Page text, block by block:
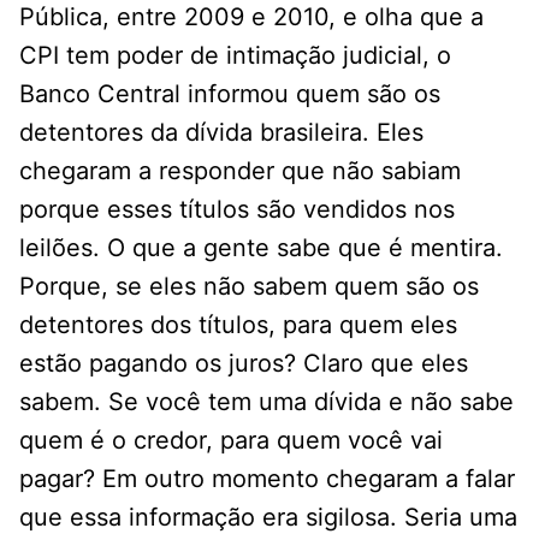
Pública, entre 2009 e 2010, e olha que a
CPI tem poder de intimação judicial, o
Banco Central informou quem são os
detentores da dívida brasileira. Eles
chegaram a responder que não sabiam
porque esses títulos são vendidos nos
leilões. O que a gente sabe que é mentira.
Porque, se eles não sabem quem são os
detentores dos títulos, para quem eles
estão pagando os juros? Claro que eles
sabem. Se você tem uma dívida e não sabe
quem é o credor, para quem você vai
pagar? Em outro momento chegaram a falar
que essa informação era sigilosa. Seria uma